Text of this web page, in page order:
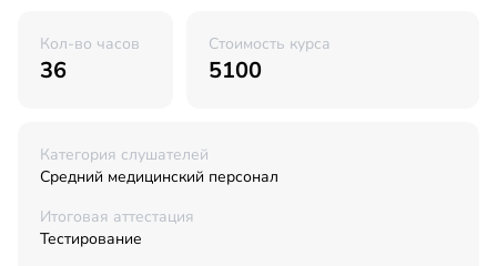
Кол-во часов
36
Стоимость курса
5100
Категория слушателей
Средний медицинский персонал
Итоговая аттестация
Тестирование